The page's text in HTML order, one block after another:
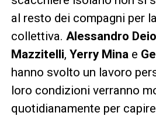
al resto dei compagni per
collettiva. Alessandro
Mazzitelli, Yerry Minae
hanno svolto un lavoro
loro condizioni verranno
quotidianamente per